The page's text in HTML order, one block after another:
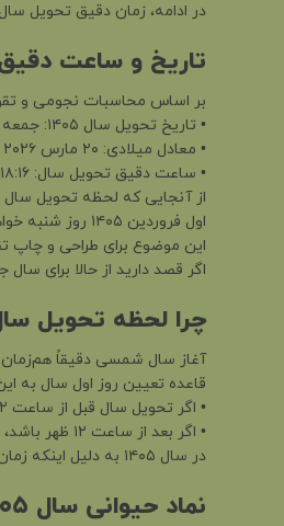
در ادامه، زمان دقیق تحویل سال ۱۴۰۵، نماد حیوانی سال، رنگ سال و وضعیت کبیسه بودن آن را بررسی می‌کنیم.
تاریخ و ساعت دقیق
بر اساس محاسبات نجومی و
• تاریخ تحویل سال ۱۴۰۵: جمعه ۲۹ اسفند ۱۴۰۴
• معادل میلادی: ۲۰ مارس ۲۰۲۶
• ساعت دقیق تحویل سال: ۱۸:۱۶ عصر
از آنجایی که لحظه تحویل سال بعد از ساعت ۱۲
اول فروردین ۱۴۰۵ روز شنبه خواهد بود.
این موضوع برای طراحی و چاپ
اگر قصد دارید از حالا برای سال جدید برنامه‌ریزی
چرا لحظه تحویل
آغاز سال شمسی دقیقاً هم‌زمان
قاعده تعیین روز اول سال به
• اگر تحویل سال قبل از ساعت ۱۲ ظهر باشد، همان روز اول فروردین محسوب می‌شود.
• اگر بعد از ساعت ۱۲ ظهر باشد، روز بعد به عنوان اول فروردین در نظر گرفته می‌شود.
در سال ۱۴۰۵ به دلیل اینکه زمان تحویل ساعت ۱۸:۱۶ است، شنبه ۱ فروردین ۱۴۰۵ آغاز رسمی سال خواهد بود.
نماد حیوانی سال ۱۴۰۵ چیست؟